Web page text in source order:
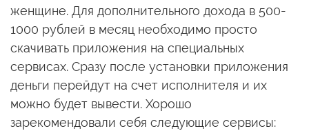
женщине. Для дополнительного дохода в 500-
1000 рублей в месяц необходимо просто
скачивать приложения на специальных
сервисах. Сразу после установки приложения
деньги перейдут на счет исполнителя и их
можно будет вывести. Хорошо
зарекомендовали себя следующие сервисы: